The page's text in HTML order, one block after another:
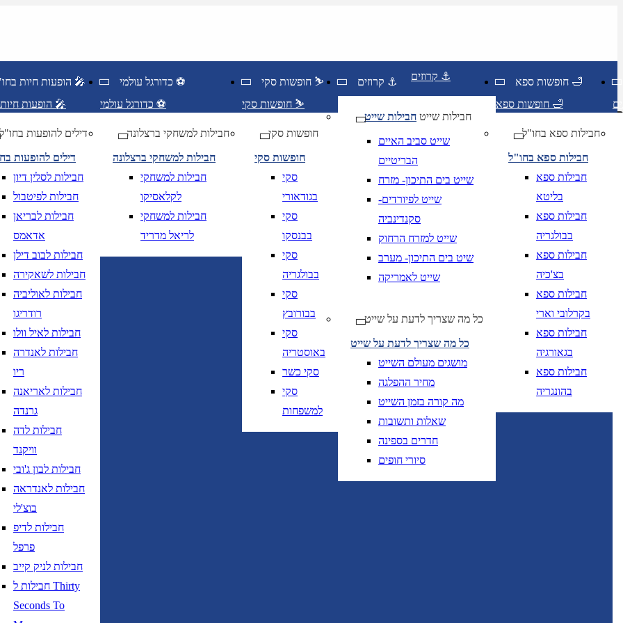
הופעות חיות בחו"ל 🎤
הופעות חיות בחו"ל 🎤
דילים להופעות בחו"ל
דילים להופעות
חבילות לסלין דיון
חבילות לפיטבול
חבילות לבריאן
אדאמס
חבילות לבוב דילן
חבילות לשאקירה
חבילות לאוליביה
רודריגו
חבילות לאיל וולו
חבילות לאנדרה
ריו
חבילות לאריאנה
גרנדה
חבילות לדה
וויקנד
חבילות לבון ג'ובי
חבילות לאנדראה
בוצ'לי
חבילות לדיפ
פרפל
חבילות לניק קייב
חבילות ל Thirty
Seconds To
כדורגל עולמי ⚽
כדורגל עולמי ⚽
חבילות למשחקי ברצלונה
חבילות למשחקי ברצלונה
חבילות למשחקי
לקלאסיקו
חבילות למשחקי
לריאל מדריד
חופשות סקי ⛷️
חופשות סקי ⛷️
חופשות סקי
חופשות סקי
סקי
בגודאורי
סקי
בבנסקו
סקי
בבולגריה
סקי
בבורובץ
סקי
באוסטריה
סקי כשר
סקי
למשפחות
קרוזים ⚓ קרוזים ⚓
חבילות שייט חבילות שייט
שייט סביב האיים
הבריטיים
שייט בים התיכון- מזרח
שייט לפיורדים-
סקנדינביה
שייט למזרח הרחוק
שיט בים התיכון- מערב
שייט לאמריקה
כל מה שצריך לדעת על שייט
כל מה שצריך לדעת על שייט
מושגים מעולם השייט
מחיר ההפלגה
מה קורה בזמן השייט
שאלות ותשובות
חדרים בספינה
סיורי חופים
חופשות ספא 🛁
חופשות ספא 🛁
חבילות ספא בחו"ל
חבילות ספא בחו"ל
חבילות ספא
בליטא
חבילות ספא
בבולגריה
חבילות ספא
בצ'כיה
חבילות ספא
בקרלובי וארי
חבילות ספא
בגאורגיה
חבילות ספא
בהונגריה
תאריך יציאה נא לוודא בחירת יעד לפני בחירת יום בשתי ספרות קו נטוי חודש בשתי ספרות קו נטוי
תאריך חזרה DD/MM/YY יום בשתי ספרות קו נטוי חודש בשתי ספרות קו נטוי
תאריך יציאה
תאריך יציאה,